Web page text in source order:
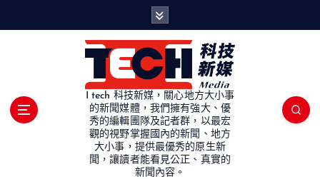
I tech 科技新媒，關心地方大小事
的新聞媒體，我們擁有強大、優
秀的編輯團隊及記者群，以最宏
觀的視野掌握國內的新聞、地方
大小事，提供最優秀的原生新
聞，讓讀者能看見公正、真實的
新聞內容。